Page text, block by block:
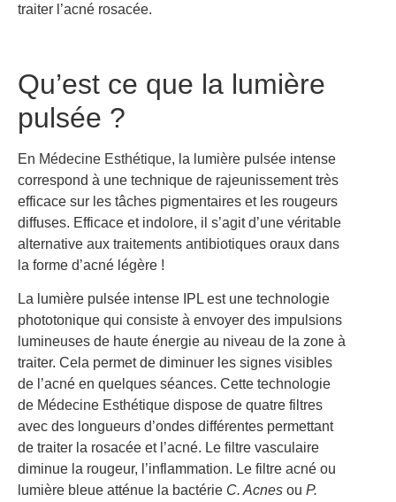
traiter l’acné rosacée.
Qu’est ce que la lumière
pulsée ?
En Médecine Esthétique, la lumière pulsée intense
correspond à une technique de rajeunissement très
efficace sur les tâches pigmentaires et les rougeurs
diffuses. Efficace et indolore, il s’agit d’une véritable
alternative aux traitements antibiotiques oraux dans
la forme d’acné légère !
La lumière pulsée intense IPL est une technologie
phototonique qui consiste à envoyer des impulsions
lumineuses de haute énergie au niveau de la zone à
traiter. Cela permet de diminuer les signes visibles
de l’acné en quelques séances. Cette technologie
de Médecine Esthétique dispose de quatre filtres
avec des longueurs d’ondes différentes permettant
de traiter la rosacée et l’acné. Le filtre vasculaire
diminue la rougeur, l’inflammation. Le filtre acné ou
lumière bleue atténue la bactérie C. Acnes ou P.